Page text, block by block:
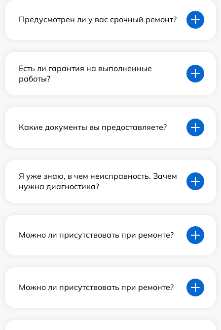
Предусмотрен ли у вас срочный ремонт?
Есть ли гарантия на выполненные
работы?
Какие документы вы предоставляете?
Я уже знаю, в чем неисправность. Зачем
нужна диагностика?
Можно ли присутствовать при ремонте?
Можно ли присутствовать при ремонте?